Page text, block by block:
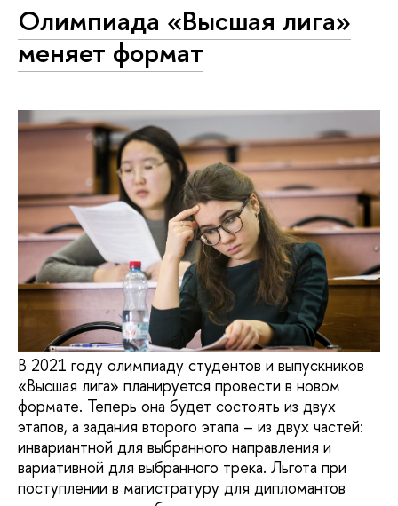
Олимпиада «Высшая лига»
меняет формат
В 2021 году олимпиаду студентов и выпускников
«Высшая лига» планируется провести в новом
формате. Теперь она будет состоять из двух
этапов, а задания второго этапа – из двух частей:
инвариантной для выбранного направления и
вариативной для выбранного трека. Льгота при
поступлении в магистратуру для дипломантов